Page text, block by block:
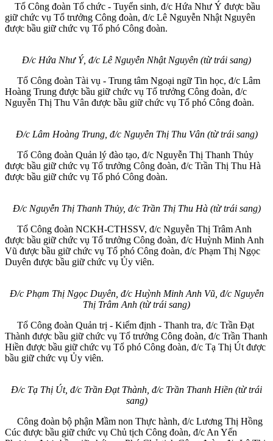
Tổ Công đoàn Tổ chức - Tuyển sinh, đ/c Hứa Như Ý được bầu
giữ chức vụ Tổ trưởng Công đoàn, đ/c Lê Nguyễn Nhật Nguyên
được bầu giữ chức vụ Tổ phó Công đoàn.
Đ/c Hứa Như Ý, đ/c Lê Nguyễn Nhật Nguyên (từ trái sang)
Tổ Công đoàn Tài vụ - Trung tâm Ngoại ngữ Tin học, đ/c Lâm
Hoàng Trung được bầu giữ chức vụ Tổ trưởng Công đoàn, đ/c
Nguyễn Thị Thu Vân được bầu giữ chức vụ Tổ phó Công đoàn.
Đ/c Lâm Hoàng Trung, đ/c Nguyễn Thị Thu Vân (từ trái sang)
Tổ Công đoàn Quản lý đào tạo, đ/c Nguyễn Thị Thanh Thủy
được bầu giữ chức vụ Tổ trưởng Công đoàn, đ/c Trần Thị Thu Hà
được bầu giữ chức vụ Tổ phó Công đoàn.
Đ/c Nguyễn Thị Thanh Thủy, đ/c Trần Thị Thu Hà (từ trái sang)
Tổ Công đoàn NCKH-CTHSSV, đ/c Nguyễn Thị Trâm Anh
được bầu giữ chức vụ Tổ trưởng Công đoàn, đ/c Huỳnh Minh Anh
Vũ được bầu giữ chức vụ Tổ phó Công đoàn, đ/c Phạm Thị Ngọc
Duyên được bầu giữ chức vụ Ủy viên.
Đ/c Phạm Thị Ngọc Duyên, đ/c Huỳnh Minh Anh Vũ, đ/c Nguyễn
Thị Trâm Anh (từ trái sang)
Tổ Công đoàn Quản trị - Kiểm định - Thanh tra, đ/c Trần Đạt
Thành được bầu giữ chức vụ Tổ trưởng Công đoàn, đ/c Trần Thanh
Hiền được bầu giữ chức vụ Tổ phó Công đoàn, đ/c Tạ Thị Út được
bầu giữ chức vụ Ủy viên.
Đ/c Tạ Thị Út, đ/c Trần Đạt Thành, đ/c Trần Thanh Hiền (từ trái
sang)
Công đoàn bộ phận Mầm non Thực hành, đ/c Lương Thị Hồng
Cúc được bầu giữ chức vụ Chủ tịch Công đoàn, đ/c An Yến